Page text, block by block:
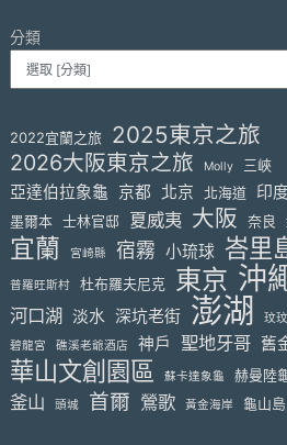
分類
2022宜蘭之旅 2025東京之旅
2026大阪東京之旅 Molly 三峽
亞達伯拉象龜 京都 北京 北海道 印
墨爾本 士林官邸 夏威夷 大阪 奈良
宜蘭 宮崎縣 宿霧 小琉球 峇里
普羅旺斯村 杜布羅夫尼克 東京 沖
河口湖 淡水 深坑老街 澎湖
玟
碧龍宮
礁溪老爺酒店 神戶 聖地牙哥 舊
華山文創園區 蘇卡達象龜 赫曼陸
釜山 頭城 首爾 鶯歌 黃金海岸 龜山島